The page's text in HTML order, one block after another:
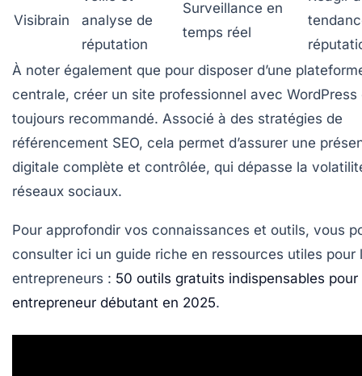
Visibrain
analyse de
réputation
Surveillance en
temps réel
À noter également que pour disposer d’une
centrale, créer un site professionnel avec WordPress
toujours recommandé. Associé à des stratégies de
référencement SEO, cela permet d’assurer une
digitale complète et contrôlée, qui dépasse la
réseaux sociaux.
Pour approfondir vos connaissances et outils, vous
consulter ici un guide riche en ressources utiles pour
entrepreneurs : 50 outils gratuits indispensables pour
entrepreneur débutant en 2025.